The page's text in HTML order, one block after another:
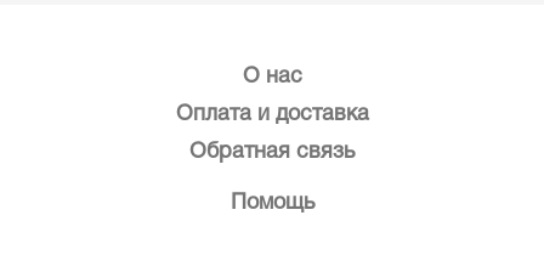
О нас
Оплата и доставка
Обратная связь
Помощь